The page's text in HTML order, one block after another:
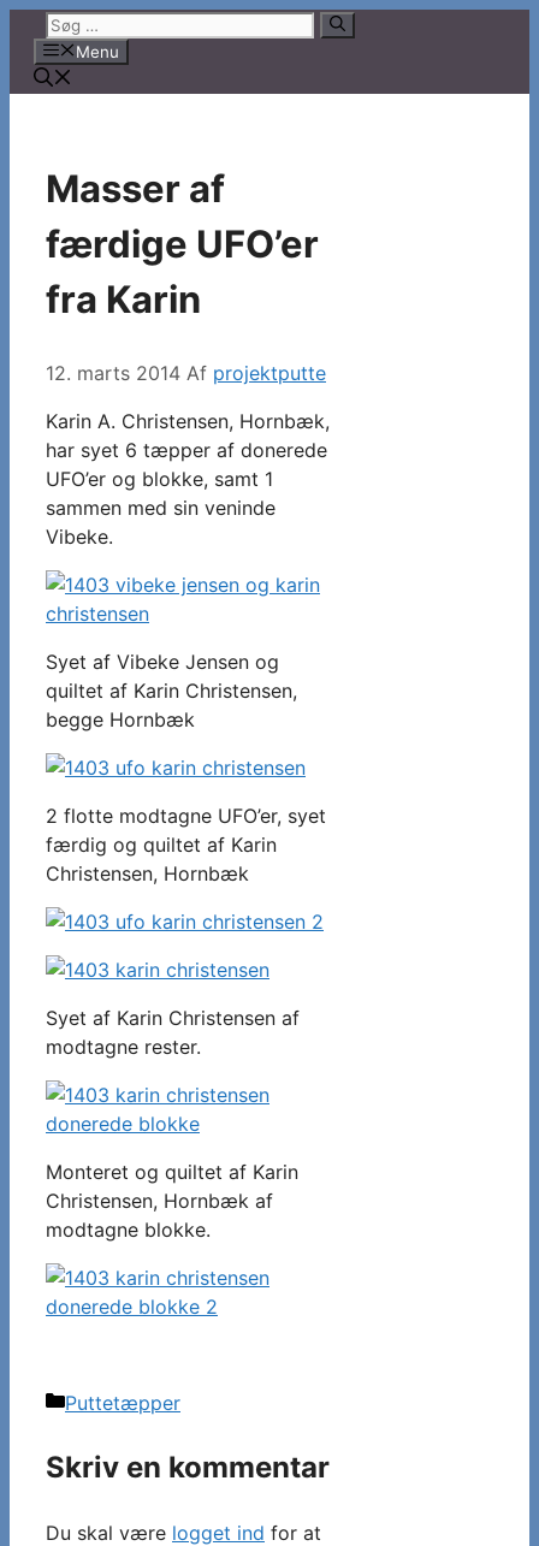
indhold
Søg
efter:Menu
Masser af
færdige UFO’er
fra Karin
12. marts 2014 Af projektputte
Karin A. Christensen, Hornbæk,
har syet 6 tæpper af donerede
UFO’er og blokke, samt 1
sammen med sin veninde
Vibeke.
Syet af Vibeke Jensen og
quiltet af Karin Christensen,
begge Hornbæk
2 flotte modtagne UFO’er, syet
færdig og quiltet af Karin
Christensen, Hornbæk
Syet af Karin Christensen af
modtagne rester.
Monteret og quiltet af Karin
Christensen, Hornbæk af
modtagne blokke.
Kategorier
Puttetæpper
Skriv en kommentar
Du skal være logget ind for at